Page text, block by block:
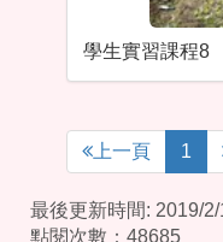
學生實習課程8
上一頁 1
最後更新時間: 2019/
點閱次數：48685